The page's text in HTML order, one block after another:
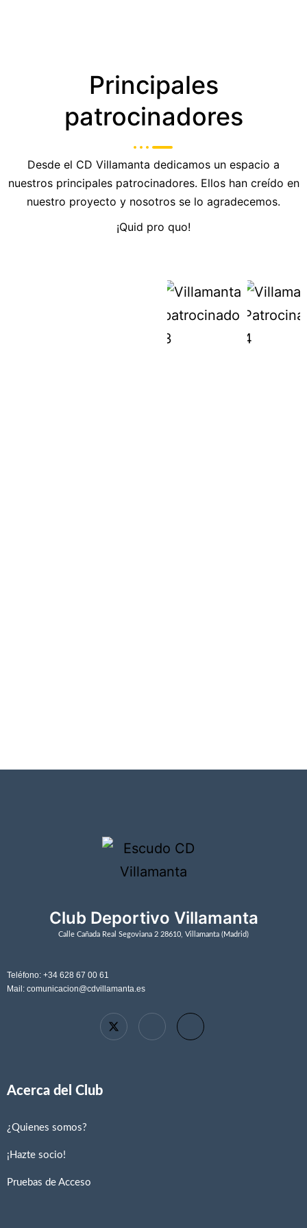
Principales
patrocinadores
Desde el CD Villamanta dedicamos un espacio a
nuestros principales patrocinadores. Ellos han creído en
nuestro proyecto y nosotros se lo agradecemos.
¡Quid pro quo!
Club Deportivo Villamanta
Calle Cañada Real Segoviana 2 28610, Villamanta (Madrid)
Teléfono: +34 628 67 00 61
Mail: comunicacion@cdvillamanta.es
Acerca del Club
¿Quienes somos?
¡Hazte socio!
Pruebas de Acceso